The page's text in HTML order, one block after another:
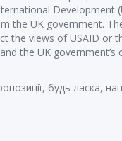
Development
the UK government.
the views of USAID or
the UK government’s
будь ласка,